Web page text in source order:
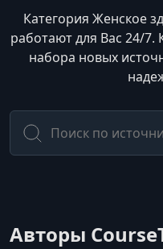
Категория Женское
работают для Вас 24/7.
набора новых
Авторы